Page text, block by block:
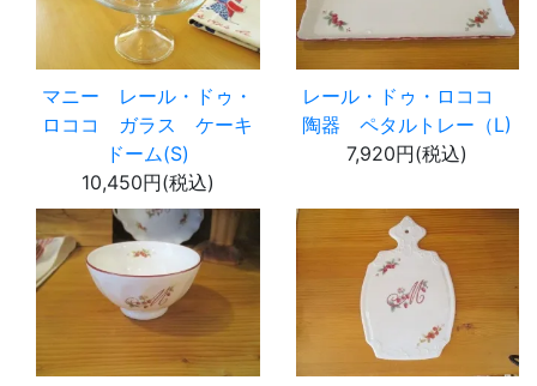
マニー レール・ドゥ・
ロココ ガラス ケーキ
ドーム(S)
10,450円(税込)
レール・ドゥ・ロココ
陶器 ペタルトレー（L)
7,920円(税込)